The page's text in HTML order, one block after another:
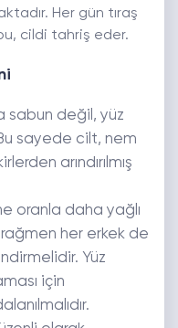
Her gün tıraş
bu, cildi tahriş eder.
sabun değil, yüz
sayede cilt, nem
arındırılmış
oranla daha yağlı
rağmen her erkek de
Yüz
için